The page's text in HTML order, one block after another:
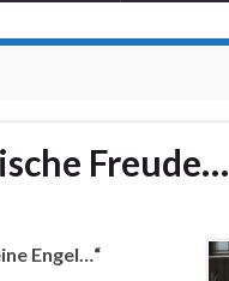
Freude…
Engel…“